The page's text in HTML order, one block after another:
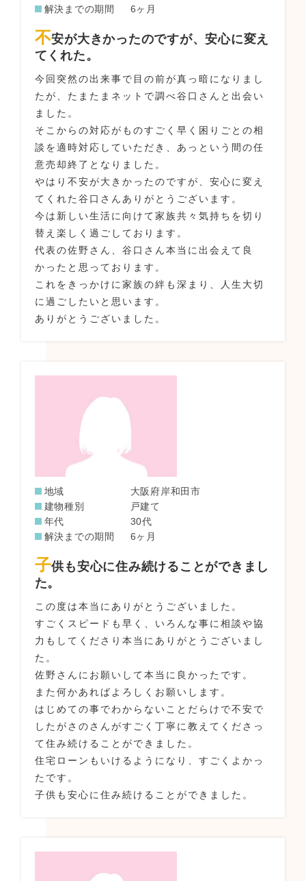
解決までの期間
6ヶ月
不安が大きかったのですが、安心に変え
てくれた。
今回突然の出来事で目の前が真っ暗になりまし
たが、たまたまネットで調べ谷口さんと出会い
ました。
そこからの対応がものすごく早く困りごとの相
談を適時対応していただき、あっという間の任
意売却終了となりました。
やはり不安が大きかったのですが、安心に変え
てくれた谷口さんありがとうございます。
今は新しい生活に向けて家族共々気持ちを切り
替え楽しく過ごしております。
代表の佐野さん、谷口さん本当に出会えて良
かったと思っております。
これをきっかけに家族の絆も深まり、人生大切
に過ごしたいと思います。
ありがとうございました。
地域
大阪府岸和田市
建物種別
戸建て
年代
30代
解決までの期間
6ヶ月
子供も安心に住み続けることができまし
た。
この度は本当にありがとうございました。
すごくスピードも早く、いろんな事に相談や協
力もしてくださり本当にありがとうございまし
た。
佐野さんにお願いして本当に良かったです。
また何かあればよろしくお願いします。
はじめての事でわからないことだらけで不安で
したがさのさんがすごく丁寧に教えてくださっ
て住み続けることができました。
住宅ローンもいけるようになり、すごくよかっ
たです。
子供も安心に住み続けることができました。